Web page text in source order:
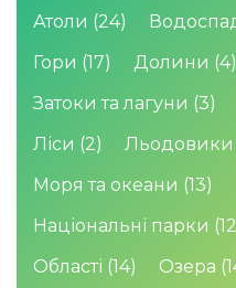
Атоли (24)
Гори (17) Долини (4)
Затоки та лагуни (3)
Ліси (2) Льодовики
Моря та океани (13)
Національні парки
Області (14) Озера